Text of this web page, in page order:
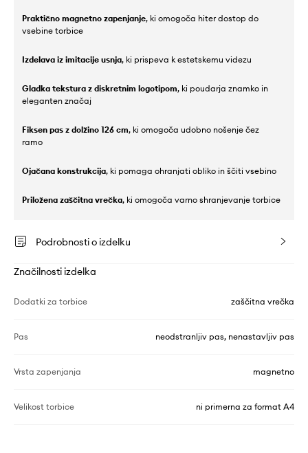
Praktično magnetno zapenjanje, ki omogoča hiter dostop do
vsebine torbice
Izdelava iz imitacije usnja, ki prispeva k estetskemu videzu
Gladka tekstura z diskretnim logotipom, ki poudarja znamko in
eleganten značaj
Fiksen pas z dolžino 126 cm, ki omogoča udobno nošenje čez
ramo
Ojačana konstrukcija, ki pomaga ohranjati obliko in ščiti vsebino
Priložena zaščitna vrečka, ki omogoča varno shranjevanje torbice
Podrobnosti o izdelku
Značilnosti izdelka
Dodatki za torbice zaščitna vrečka
Pas neodstranljiv pas, nenastavljiv pas
Vrsta zapenjanja magnetno
Velikost torbice ni primerna za format A4